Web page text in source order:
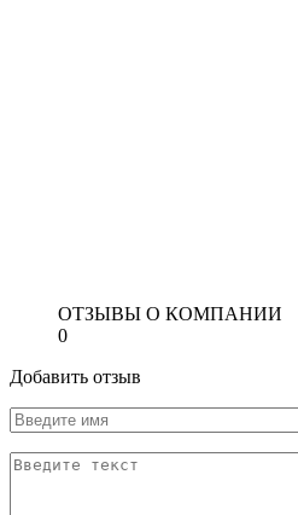
ОТЗЫВЫ О КОМПАНИИ
0
Добавить отзыв